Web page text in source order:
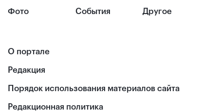
Фото События Другое
О портале
Редакция
Порядок использования материалов сайта
Редакционная политика